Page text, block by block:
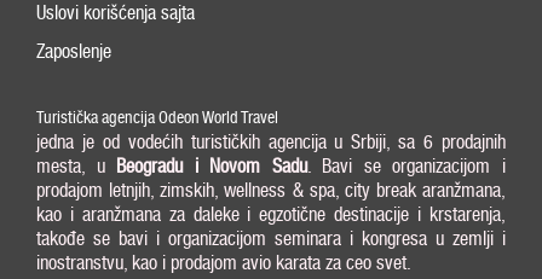
Uslovi korišćenja sajta
Zaposlenje
Turistička agencija Odeon World Travel
jedna je od vodećih turističkih agencija u Srbiji, sa 6 prodajnih
mesta, u Beogradu i Novom Sadu. Bavi se organizacijom i
prodajom letnjih, zimskih, wellness & spa, city break aranžmana,
kao i aranžmana za daleke i egzotične destinacije i krstarenja,
takođe se bavi i organizacijom seminara i kongresa u zemlji i
inostranstvu, kao i prodajom avio karata za ceo svet.